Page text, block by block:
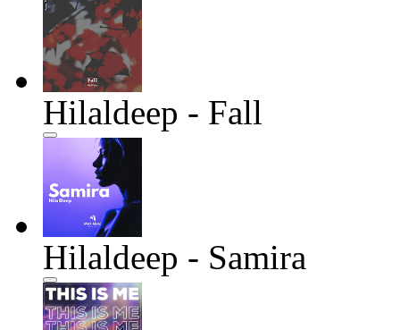
Hilaldeep - Fall
Hilaldeep - Samira